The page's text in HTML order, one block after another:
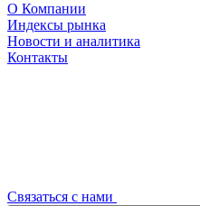
О Компании
Индексы рынка
Новости и аналитика
Контакты
Связаться с нами